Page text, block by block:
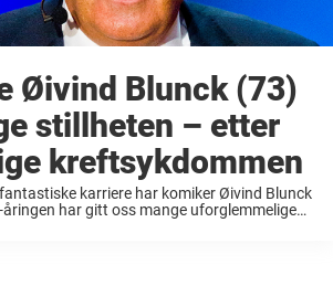
Øivind Blunck (73)
stillheten – etter
kreftsykdommen
karriere har komiker Øivind Blunck
har gitt oss mange uforglemmelige